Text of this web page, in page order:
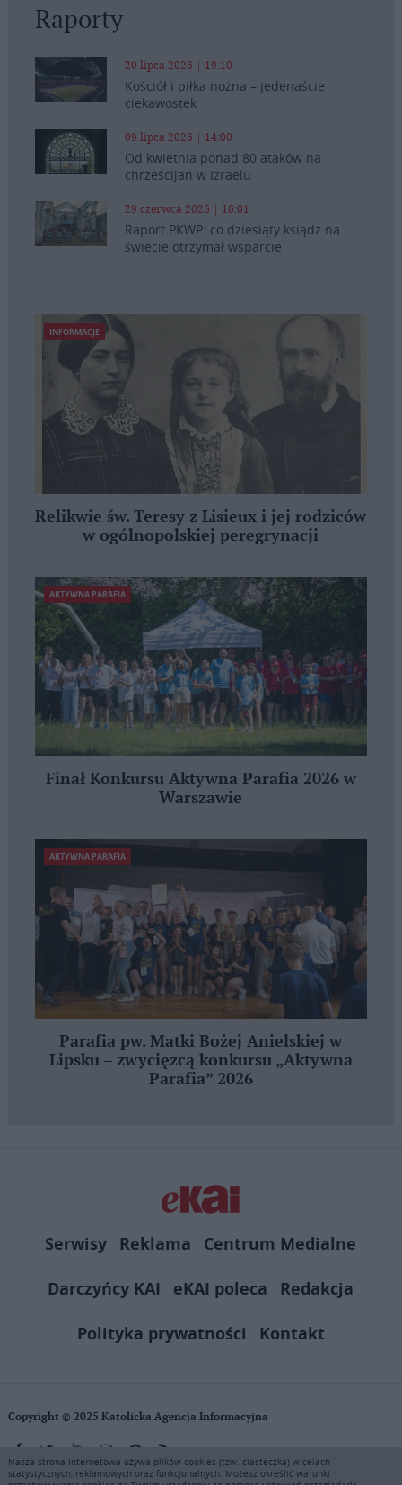
Raporty
20 lipca 2026 | 19:10
Kościół i piłka nożna – jedenaście
ciekawostek
09 lipca 2026 | 14:00
Od kwietnia ponad 80 ataków na
chrześcijan w Izraelu
29 czerwca 2026 | 16:01
Raport PKWP: co dziesiąty ksiądz na
świecie otrzymał wsparcie
INFORMACJE
Relikwie św. Teresy z Lisieux i jej rodziców
w ogólnopolskiej peregrynacji
AKTYWNA PARAFIA
Finał Konkursu Aktywna Parafia 2026 w
Warszawie
AKTYWNA PARAFIA
Parafia pw. Matki Bożej Anielskiej w
Lipsku – zwycięzcą konkursu „Aktywna
Parafia” 2026
Serwisy Reklama
Centrum Medialne
Darczyńcy KAI
eKAI poleca
Redakcja
Polityka prywatności
Kontakt
Copyright © 2025 Katolicka Agencja Informacyjna
KAI zastrzega wszelkie prawa do serwisu. Użytkownicy mogą pobierać
Nasza strona internetowa używa plików cookies (tzw. ciasteczka) w celach
statystycznych, reklamowych oraz funkcjonalnych. Możesz określić warunki